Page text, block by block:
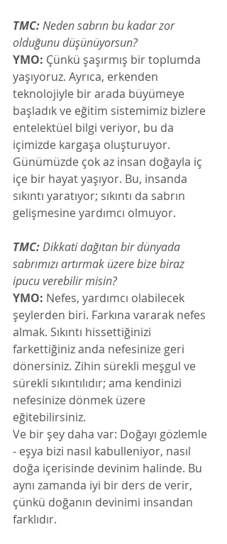
TMC: Neden sabrın bu kadar zor
olduğunu düşünüyorsun?
YMO: Çünkü şaşırmış bir toplumda
yaşıyoruz. Ayrıca, erkenden
teknolojiyle bir arada büyümeye
başladık ve eğitim sistemimiz bizlere
entelektüel bilgi veriyor, bu da
içimizde kargaşa oluşturuyor.
Günümüzde çok az insan doğayla iç
içe bir hayat yaşıyor. Bu, insanda
sıkıntı yaratıyor; sıkıntı da sabrın
gelişmesine yardımcı olmuyor.
TMC: Dikkati dağıtan bir dünyada
sabrımızı artırmak üzere bize biraz
ipucu verebilir misin?
YMO: Nefes, yardımcı olabilecek
şeylerden biri. Farkına vararak nefes
almak. Sıkıntı hissettiğinizi
farkettiğiniz anda nefesinize geri
dönersiniz. Zihin sürekli meşgul ve
sürekli sıkıntılıdır; ama kendinizi
nefesinize dönmek üzere
eğitebilirsiniz.
Ve bir şey daha var: Doğayı gözlemle
- eşya bizi nasıl kabulleniyor, nasıl
doğa içerisinde devinim halinde. Bu
aynı zamanda iyi bir ders de verir,
çünkü doğanın devinimi insandan
farklıdır.